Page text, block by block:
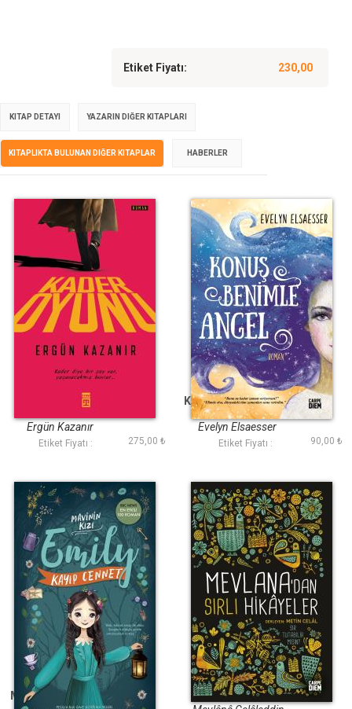
Etiket Fiyatı: 230,00
KITAP DETAYI YAZARIN DIĞER KITAPLARI
KITAPLIKTA BULUNAN DIĞER KITAPLAR HABERLER
Kader Oyunu
Ergün Kazanır
Etiket Fiyatı : 275,00 ₺
Konuş Benimle Angel
Evelyn Elsaesser
Etiket Fiyatı : 90,00 ₺
Kayıp Cennet -
Mavinin Kızı Emily 2
Mevlanadan Sırlı
Hikâyeler